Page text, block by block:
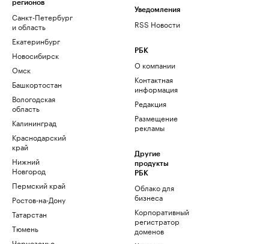
регионов
Санкт-Петербург
и область
Екатеринбург
Новосибирск
Омск
Башкортостан
Вологодская
область
Калининград
Краснодарский
край
Нижний
Новгород
Пермский край
Ростов-на-Дону
Татарстан
Тюмень
Уведомления
RSS Новости
РБК
О компании
Контактная
информация
Редакция
Размещение
рекламы
Другие
продукты
РБК
Облако для
бизнеса
Корпоративный
регистратор
доменов